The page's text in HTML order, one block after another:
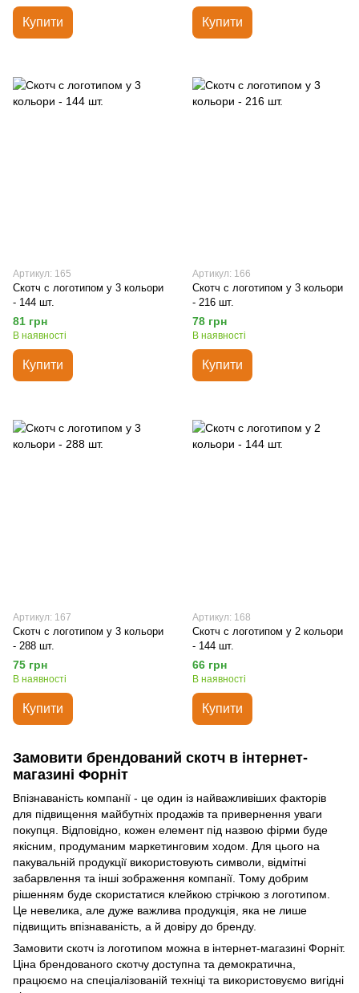
Замовити брендований скотч в інтернет-
магазині Форніт
Впізнаваність компанії - це один із найважливіших факторів
для підвищення майбутніх продажів та привернення уваги
покупця. Відповідно, кожен елемент під назвою фірми буде
якісним, продуманим маркетинговим ходом. Для цього на
пакувальній продукції використовують символи, відмітні
забарвлення та інші зображення компанії. Тому добрим
рішенням буде скористатися клейкою стрічкою з логотипом.
Це невелика, але дуже важлива продукція, яка не лише
підвищить впізнаваність, а й довіру до бренду.
Замовити скотч із логотипом можна в інтернет-магазині Форніт.
Ціна брендованого скотчу доступна та демократична,
працюємо на спеціалізованій техніці та використовуємо вигідні
Купити Купити
Артикул: 165
Скотч с логотипом у 3 кольори
- 144 шт.
81 грн
В наявності
Купити
Артикул: 166
Скотч с логотипом у 3 кольори
- 216 шт.
78 грн
В наявності
Купити
Артикул: 167
Скотч с логотипом у 3 кольори
- 288 шт.
75 грн
В наявності
Купити
Артикул: 168
Скотч с логотипом у 2 кольори
- 144 шт.
66 грн
В наявності
Купити